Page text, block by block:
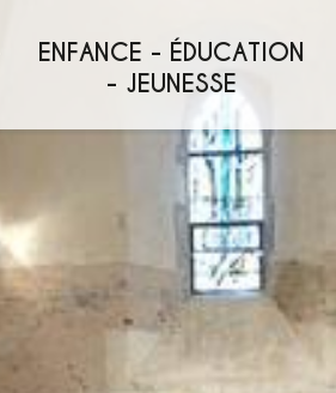
ENFANCE - ÉDUCATION
- JEUNESSE